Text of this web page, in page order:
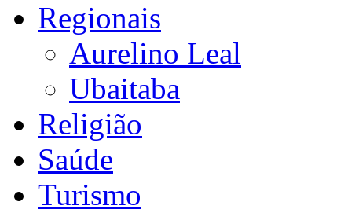
Regionais
Aurelino Leal
Ubaitaba
Religião
Saúde
Turismo